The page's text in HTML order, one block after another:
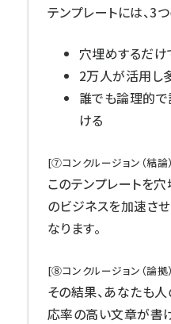
テンプレートには、3
穴埋めするだけ
2万人が活用し
誰でも論理的
ける
[⑦コンクルージョン（結論
このテンプレートを
のビジネスを加速さ
なります。
[⑧コンクルージョン（論拠
その結果、あなたも人
応率の高い文章が書